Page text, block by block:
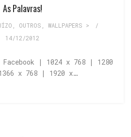
As Palavras!
OUTROS WALLPAPERS >
/
14/12/2012
| 1024 x 768 | 1280
x 768 | 1920 x…